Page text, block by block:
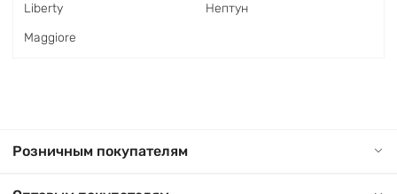
Liberty
Maggiore
Нептун
Розничным покупателям